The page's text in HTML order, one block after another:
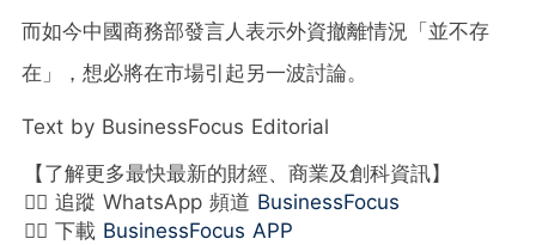
而如今中國商務部發言人表示外資撤離情況「並不存
在」，想必將在市場引起另一波討論。
Text by BusinessFocus Editorial
【了解更多最快最新的財經、商業及創科資訊】
👉🏻 追蹤 WhatsApp 頻道 BusinessFocus
👉🏻 下載 BusinessFocus APP